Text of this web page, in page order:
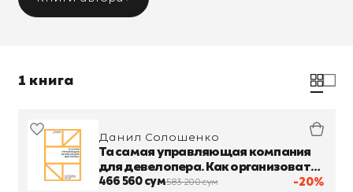
1 книга
-20%
Данил Солошенко
Та самая управляющая компания
для девелопера. Как организовать
работу сервисной компании
466 560 сум583 200 сум